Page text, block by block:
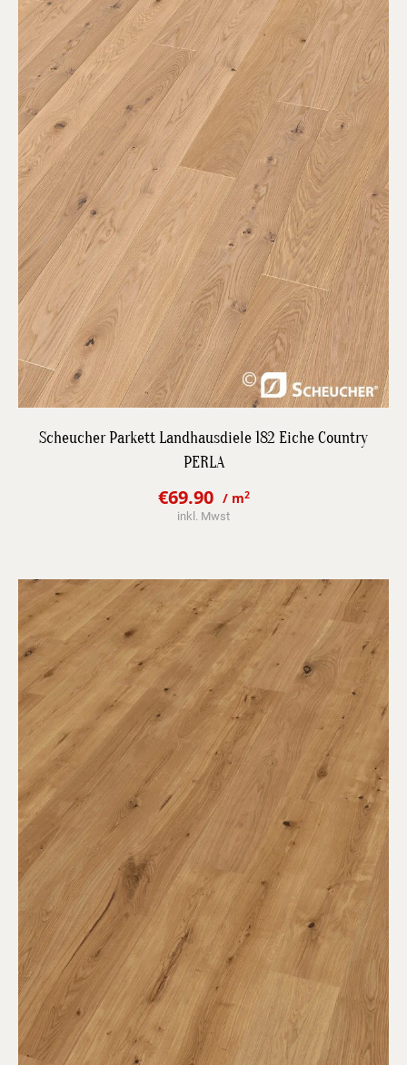
DETAILS
Scheucher Parkett Landhausdiele 182 Eiche Country
PERLA
Original
was:
€97.20.
€69.90
Current
is:
€69.90.
/ m2
inkl. Mwst